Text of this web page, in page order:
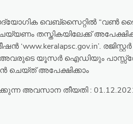
വെബ്സൈറ്റിൽ “വൺ
തസ്തികയിലേക്ക്
അവരുടെ യൂസർ ഐഡിയും
അപേക്ഷിക്കാം
അവസാന തീയതി :